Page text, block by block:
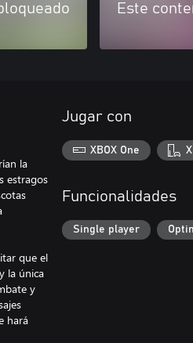
Este
la
estragos
que el
la única
y
hará
Jugar con
XBOX One
Funcionalidades
Single player